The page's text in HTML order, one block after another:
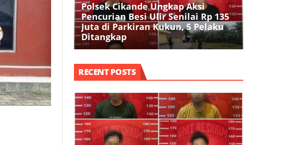
Polsek Cikande Ungkap Aksi
Pencurian Besi Ulir Senilai Rp 135
Juta di Parkiran Kukun, 5 Pelaku
Ditangkap
RECENT POSTS